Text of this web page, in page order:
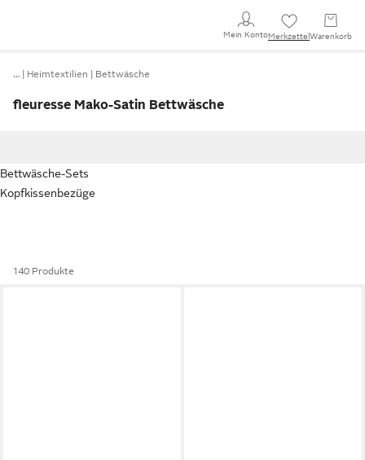
Mein KontoMerkzettel Warenkorb
… Heimtextilien Bettwäsche
fleuresse Mako-Satin Bettwäsche
Bettwäsche-Sets
Kopfkissenbezüge
140 Produkte